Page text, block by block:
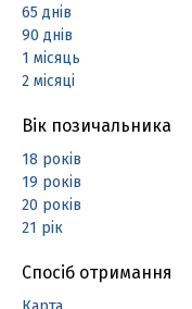
65 днів
90 днів
1 місяць
2 місяці
Вік позичальника
18 років
19 років
20 років
21 рік
Спосіб отримання